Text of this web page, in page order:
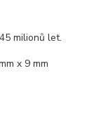
milionů let.
x 9 mm